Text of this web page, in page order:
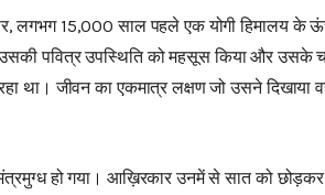
लगभग 15,000 साल पहले एक योगी हिमालय के
पवित्र उपस्थिति को महसूस किया और उसके
रहा था। जीवन का एकमात्र लक्षण जो उसने
हो गया। आख़िरकार उनमें से सात को